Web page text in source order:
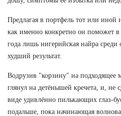
Предлагая в портфель тот или иной
как именно конкретно он поможет
года лишь нигерийская найра среди
худший результат.
Водрузив "корзину" на подходящее
глянул на детёнышей кречета, и, не
виде удивлённо пилькающих глаз-
подальше, пока начинающая